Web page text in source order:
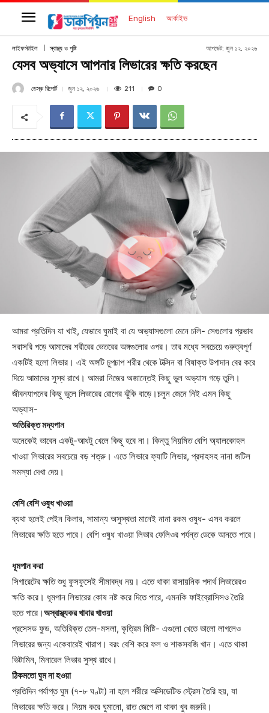
English আর্কাইভ
লাইফস্টাইল স্বাস্থ্য ও পুষ্টি আপডেট: জুন ১২, ২০২৬
যেসব অভ্যাসে আপনার লিভারের ক্ষতি করছেন
ডেস্ক রিপোর্ট জুন ১২, ২০২৬ 211 0
আমরা প্রতিদিন যা খাই, যেভাবে ঘুমাই বা যে অভ্যাসগুলো মেনে চলি- সেগুলোর প্রভাব
সরাসরি পড়ে আমাদের শরীরের ভেতরের অঙ্গগুলোর ওপর। তার মধ্যে সবচেয়ে গুরুত্বপূর্ণ
একটিই হলো লিভার। এই অঙ্গটি চুপচাপ শরীর থেকে টক্সিন বা বিষাক্ত উপাদান বের করে
দিয়ে আমাদের সুস্থ রাখে। আমরা নিজের অজান্তেই কিছু ভুল অভ্যাস গড়ে তুলি।
জীবনযাপনের কিছু ভুলে লিভারের রোগের ঝুঁকি বাড়ে।চলুন জেনে নিই এমন কিছু
অভ্যাস-
অতিরিক্ত মদ্যপান
অনেকেই ভাবেন একটু-আধটু খেলে কিছু হবে না। কিন্তু নিয়মিত বেশি অ্যালকোহল
খাওয়া লিভারের সবচেয়ে বড় শত্রু। এতে লিভারে ফ্যাটি লিভার, প্রদাহসহ নানা জটিল
সমস্যা দেখা দেয়।
বেশি বেশি ওষুধ খাওয়া
ব্যথা হলেই পেইন কিলার, সামান্য অসুস্থতা মানেই নানা রকম ওষুধ- এসব করলে
লিভারের ক্ষতি হতে পারে। বেশি ওষুধ খাওয়া লিভার ফেলিওর পর্যন্ত ডেকে আনতে পারে।
ধূমপান করা
সিগারেটের ক্ষতি শুধু ফুসফুসেই সীমাবদ্ধ নয়। এতে থাকা রাসায়নিক পদার্থ লিভারেরও
ক্ষতি করে। ধূমপান লিভারের কোষ নষ্ট করে দিতে পারে, এমনকি ফাইব্রোসিসও তৈরি
হতে পারে।অস্বাস্থ্যকর খাবার খাওয়া
প্রসেসড ফুড, অতিরিক্ত তেল-মসলা, কৃত্রিম মিষ্টি- এগুলো খেতে ভালো লাগলেও
লিভারের জন্য একেবারেই খারাপ। বরং বেশি করে ফল ও শাকসবজি খান। এতে থাকা
ভিটামিন, মিনারেল লিভার সুস্থ রাখে।
ঠিকমতো ঘুম না হওয়া
প্রতিদিন পর্যাপ্ত ঘুম (৭-৮ ঘণ্টা) না হলে শরীরে অক্সিডেটিভ স্ট্রেস তৈরি হয়, যা
লিভারের ক্ষতি করে। নিয়ম করে ঘুমানো, রাত জেগে না থাকা খুব জরুরি।